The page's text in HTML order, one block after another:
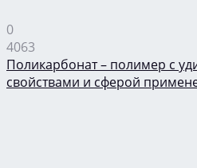
0
4063
Поликарбонат – полимер с
свойствами и сферой